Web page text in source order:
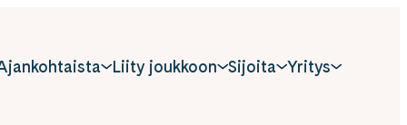
Liity joukkoon Sijoita Yritys